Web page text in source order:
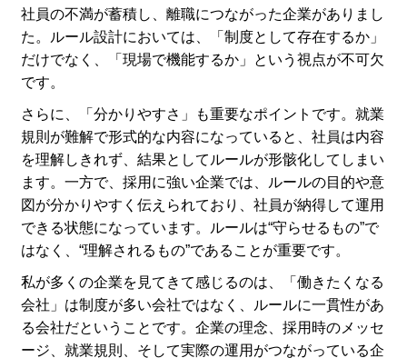
社員の不満が蓄積し、離職につながった企業がありまし
た。ルール設計においては、「制度として存在するか」
だけでなく、「現場で機能するか」という視点が不可欠
です。
さらに、「分かりやすさ」も重要なポイントです。就業
規則が難解で形式的な内容になっていると、社員は内容
を理解しきれず、結果としてルールが形骸化してしまい
ます。一方で、採用に強い企業では、ルールの目的や意
図が分かりやすく伝えられており、社員が納得して運用
できる状態になっています。ルールは“守らせるもの”で
はなく、“理解されるもの”であることが重要です。
私が多くの企業を見てきて感じるのは、「働きたくなる
会社」は制度が多い会社ではなく、ルールに一貫性があ
る会社だということです。企業の理念、採用時のメッセ
ージ、就業規則、そして実際の運用がつながっている企